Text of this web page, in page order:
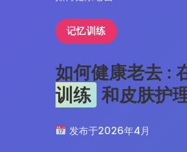
记忆训练
如何健康老去 :
训练 和皮肤护
发布于2026年4月